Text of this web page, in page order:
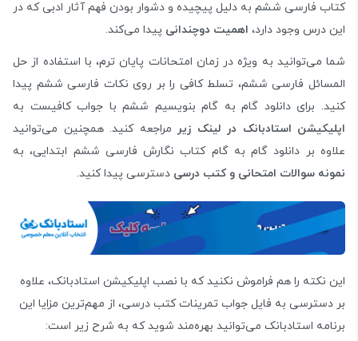
کتاب فارسی ششم به دلیل پیچیده و دشوار بودن فهم آثار ادبی که در
این درس وجود دارد، اهمیت دوچندانی پیدا می‌کند.
شما می‌توانید به ویژه در زمان امتحانات پایان ترم، با استفاده از حل
المسائل فارسی ششم، تسلط کافی را بر روی نکات فارسی ششم پیدا
کنید. برای دانلود گام به گام بنویسیم ششم با جواب کافیست به
اپلیکیشن استادبانک در لینک زیر مراجعه کنید. همچنین می‌توانید
علاوه بر دانلود گام به گام کتاب نگارش فارسی ششم ابتدایی، به
نمونه سوالات امتحانی و کتب درسی دسترسی پیدا کنید.
این نکته را هم فراموش نکنید که با نصب اپلیکیشن استادبانک، علاوه
بر دسترسی به فایل جواب تمرینات کتب درسی، از مهم‌ترین مزایا این
برنامه استادبانک می‌توانید بهره‌مند شوید که به شرح زیر است: